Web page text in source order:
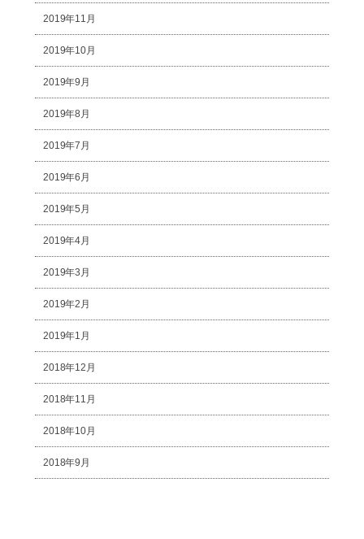
2019年11月
2019年10月
2019年9月
2019年8月
2019年7月
2019年6月
2019年5月
2019年4月
2019年3月
2019年2月
2019年1月
2018年12月
2018年11月
2018年10月
2018年9月